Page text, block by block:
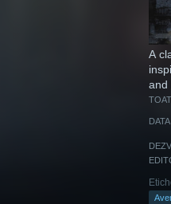
A
and